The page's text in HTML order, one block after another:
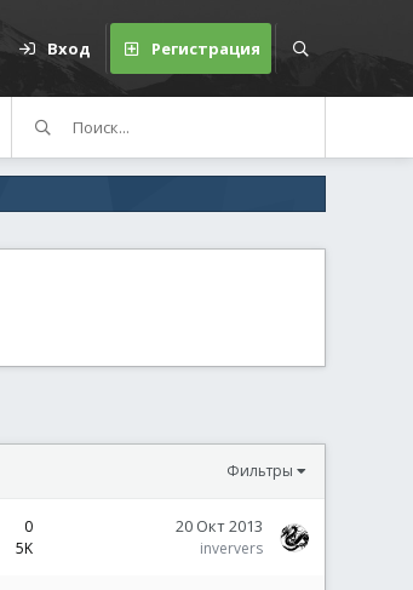
Вход Регистрация
Фильтры
0
5K
20 Окт 2013
inververs